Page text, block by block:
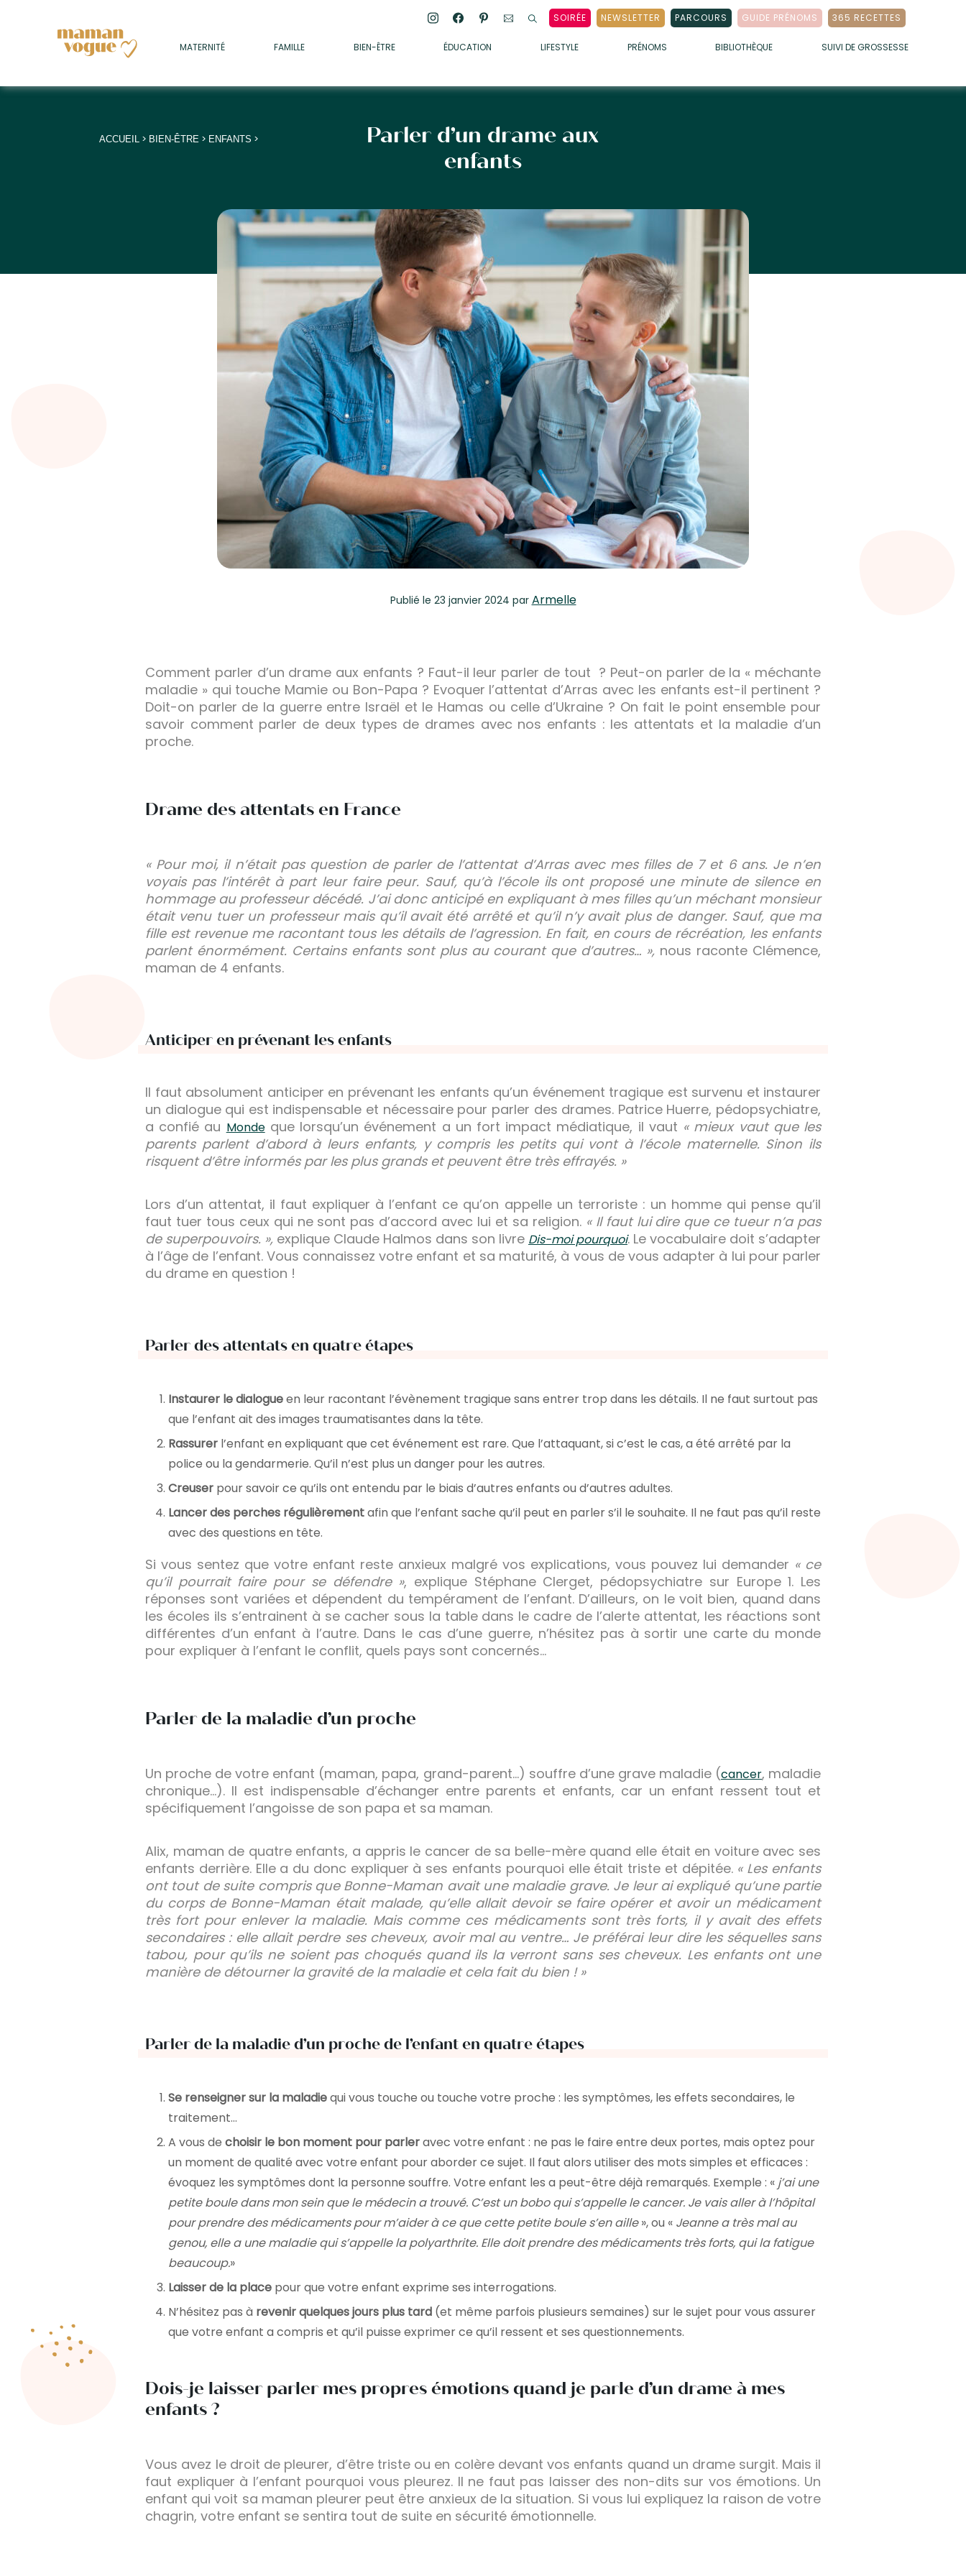
SOIRÉE NEWSLETTER PARCOURS GUIDE PRÉNOMS 365 RECETTES
MATERNITÉ FAMILLE BIEN-ÊTRE ÉDUCATION LIFESTYLE PRÉNOMS BIBLIOTHÈQUE SUIVI DE GROSSESSE
• SOMMEIL
• MÉDECINE DOUCE
• SOINS
+
+
ACCUEIL > BIEN-ÊTRE > ENFANTS >
Parler d’un drame aux
enfants
Publié le 23 janvier 2024 par Armelle
Comment parler d’un drame aux enfants ? Faut-il leur parler de tout ? Peut-on parler de la « méchante
maladie » qui touche Mamie ou Bon-Papa ? Evoquer l’attentat d’Arras avec les enfants est-il pertinent ?
Doit-on parler de la guerre entre Israël et le Hamas ou celle d’Ukraine ? On fait le point ensemble pour
savoir comment parler de deux types de drames avec nos enfants : les attentats et la maladie d’un
proche.
Drame des attentats en France
« Pour moi, il n’était pas question de parler de l’attentat d’Arras avec mes filles de 7 et 6 ans. Je n’en
voyais pas l’intérêt à part leur faire peur. Sauf, qu’à l’école ils ont proposé une minute de silence en
hommage au professeur décédé. J’ai donc anticipé en expliquant à mes filles qu’un méchant monsieur
était venu tuer un professeur mais qu’il avait été arrêté et qu’il n’y avait plus de danger. Sauf, que ma
fille est revenue me racontant tous les détails de l’agression. En fait, en cours de récréation, les enfants
parlent énormément. Certains enfants sont plus au courant que d’autres… », nous raconte Clémence,
maman de 4 enfants.
Anticiper en prévenant les enfants
Il faut absolument anticiper en prévenant les enfants qu’un événement tragique est survenu et instaurer
un dialogue qui est indispensable et nécessaire pour parler des drames. Patrice Huerre, pédopsychiatre,
a confié au Mondeque lorsqu’un événement a un fort impact médiatique, il vaut « mieux vaut que les
parents parlent d’abord à leurs enfants, y compris les petits qui vont à l’école maternelle. Sinon ils
risquent d’être informés par les plus grands et peuvent être très effrayés. »
Lors d’un attentat, il faut expliquer à l’enfant ce qu’on appelle un terroriste : un homme qui pense qu’il
faut tuer tous ceux qui ne sont pas d’accord avec lui et sa religion. « Il faut lui dire que ce tueur n’a pas
de superpouvoirs. », explique Claude Halmos dans son livre Dis-moi pourquoi. Le vocabulaire doit s’adapter
à l’âge de l’enfant. Vous connaissez votre enfant et sa maturité, à vous de vous adapter à lui pour parler
du drame en question !
Parler des attentats en quatre étapes
Instaurer le dialogueen leur racontant l’évènement tragique sans entrer trop dans les détails. Il ne faut surtout pas
que l’enfant ait des images traumatisantes dans la tête.
Rassurer l’enfant en expliquant que cet événement est rare. Que l’attaquant, si c’est le cas, a été arrêté par la
police ou la gendarmerie. Qu’il n’est plus un danger pour les autres.
Creuser pour savoir ce qu’ils ont entendu par le biais d’autres enfants ou d’autres adultes.
Lancer des perches régulièrementafin que l’enfant sache qu’il peut en parler s’il le souhaite. Il ne faut pas qu’il reste
avec des questions en tête.
Si vous sentez que votre enfant reste anxieux malgré vos explications, vous pouvez lui demander « ce
qu’il pourrait faire pour se défendre », explique Stéphane Clerget, pédopsychiatre sur Europe 1. Les
réponses sont variées et dépendent du tempérament de l’enfant. D’ailleurs, on le voit bien, quand dans
les écoles ils s’entrainent à se cacher sous la table dans le cadre de l’alerte attentat, les réactions sont
différentes d’un enfant à l’autre. Dans le cas d’une guerre, n’hésitez pas à sortir une carte du monde
pour expliquer à l’enfant le conflit, quels pays sont concernés…
Parler de la maladie d’un proche
Un proche de votre enfant (maman, papa, grand-parent…) souffre d’une grave maladie (cancer, maladie
chronique…). Il est indispensable d’échanger entre parents et enfants, car un enfant ressent tout et
spécifiquement l’angoisse de son papa et sa maman.
Alix, maman de quatre enfants, a appris le cancer de sa belle-mère quand elle était en voiture avec ses
enfants derrière. Elle a du donc expliquer à ses enfants pourquoi elle était triste et dépitée. « Les enfants
ont tout de suite compris que Bonne-Maman avait une maladie grave. Je leur ai expliqué qu’une partie
du corps de Bonne-Maman était malade, qu’elle allait devoir se faire opérer et avoir un médicament
très fort pour enlever la maladie. Mais comme ces médicaments sont très forts, il y avait des effets
secondaires : elle allait perdre ses cheveux, avoir mal au ventre… Je préférai leur dire les séquelles sans
tabou, pour qu’ils ne soient pas choqués quand ils la verront sans ses cheveux. Les enfants ont une
manière de détourner la gravité de la maladie et cela fait du bien ! »
Parler de la maladie d’un proche de l’enfant en quatre étapes
Se renseigner sur la maladiequi vous touche ou touche votre proche : les symptômes, les effets secondaires, le
traitement…
A vous de choisir le bon moment pour parleravec votre enfant : ne pas le faire entre deux portes, mais optez pour
un moment de qualité avec votre enfant pour aborder ce sujet. Il faut alors utiliser des mots simples et efficaces :
évoquez les symptômes dont la personne souffre. Votre enfant les a peut-être déjà remarqués. Exemple : « j’ai une
petite boule dans mon sein que le médecin a trouvé. C’est un bobo qui s’appelle le cancer. Je vais aller à l’hôpital
pour prendre des médicaments pour m’aider à ce que cette petite boule s’en aille», ou « Jeanne a très mal au
genou, elle a une maladie qui s’appelle la polyarthrite. Elle doit prendre des médicaments très forts, qui la fatigue
beaucoup.»
Laisser de la place pour que votre enfant exprime ses interrogations.
N’hésitez pas à revenir quelques jours plus tard (et même parfois plusieurs semaines) sur le sujet pour vous assurer
que votre enfant a compris et qu’il puisse exprimer ce qu’il ressent et ses questionnements.
Dois-je laisser parler mes propres émotions quand je parle d’un drame à mes
enfants ?
Vous avez le droit de pleurer, d’être triste ou en colère devant vos enfants quand un drame surgit. Mais il
faut expliquer à l’enfant pourquoi vous pleurez. Il ne faut pas laisser des non-dits sur vos émotions. Un
enfant qui voit sa maman pleurer peut être anxieux de la situation. Si vous lui expliquez la raison de votre
chagrin, votre enfant se sentira tout de suite en sécurité émotionnelle.